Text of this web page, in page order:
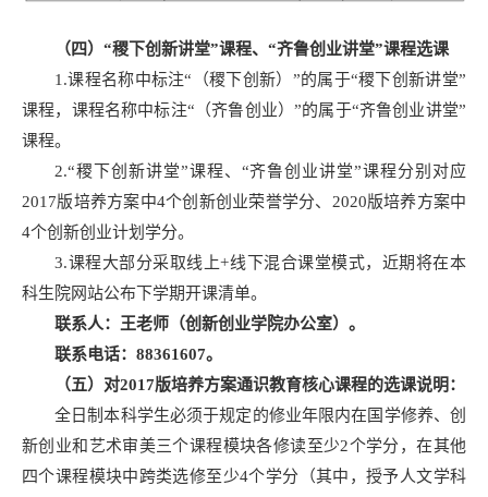
（四）“稷下创新讲堂”课程、“齐鲁创业讲堂”课程选课
1.课程名称中标注“（稷下创新）”的属于“稷下创新讲堂”
课程，课程名称中标注“（齐鲁创业）”的属于“齐鲁创业讲堂”
课程。
2.“稷下创新讲堂”课程、“齐鲁创业讲堂”课程分别对应
2017版培养方案中4个创新创业荣誉学分、2020版培养方案中
4个创新创业计划学分。
3.课程大部分采取线上+线下混合课堂模式，近期将在本
科生院网站公布下学期开课清单。
联系人：王老师（创新创业学院办公室）。
联系电话：88361607。
（五）对2017版培养方案通识教育核心课程的选课说明：
全日制本科学生必须于规定的修业年限内在国学修养、创
新创业和艺术审美三个课程模块各修读至少2个学分，在其他
四个课程模块中跨类选修至少4个学分（其中，授予人文学科